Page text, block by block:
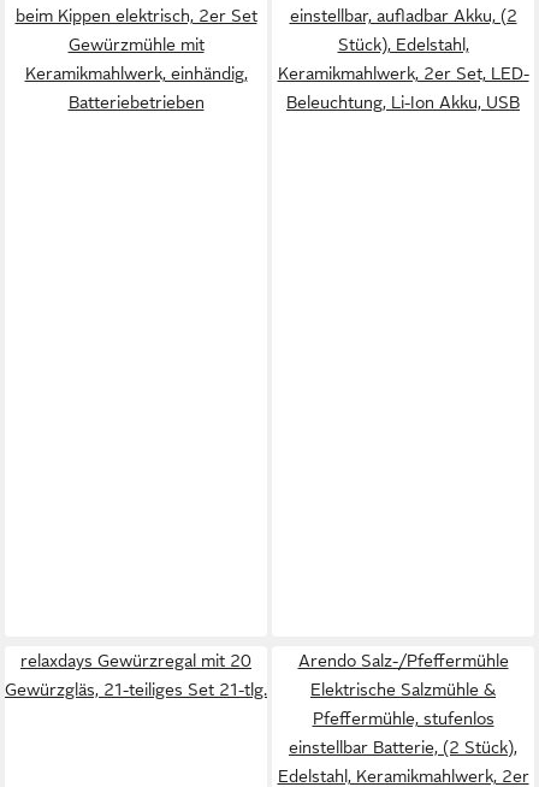
beim Kippen elektrisch, 2er Set
Gewürzmühle mit
Keramikmahlwerk, einhändig,
Batteriebetrieben
einstellbar, aufladbar Akku, (2
Stück), Edelstahl,
Keramikmahlwerk, 2er Set, LED-
Beleuchtung, Li-Ion Akku, USB
relaxdays Gewürzregal mit 20
Gewürzgläs, 21-teiliges Set 21-tlg.
Arendo Salz-/Pfeffermühle
Elektrische Salzmühle &
Pfeffermühle, stufenlos
einstellbar Batterie, (2 Stück),
Edelstahl, Keramikmahlwerk, 2er